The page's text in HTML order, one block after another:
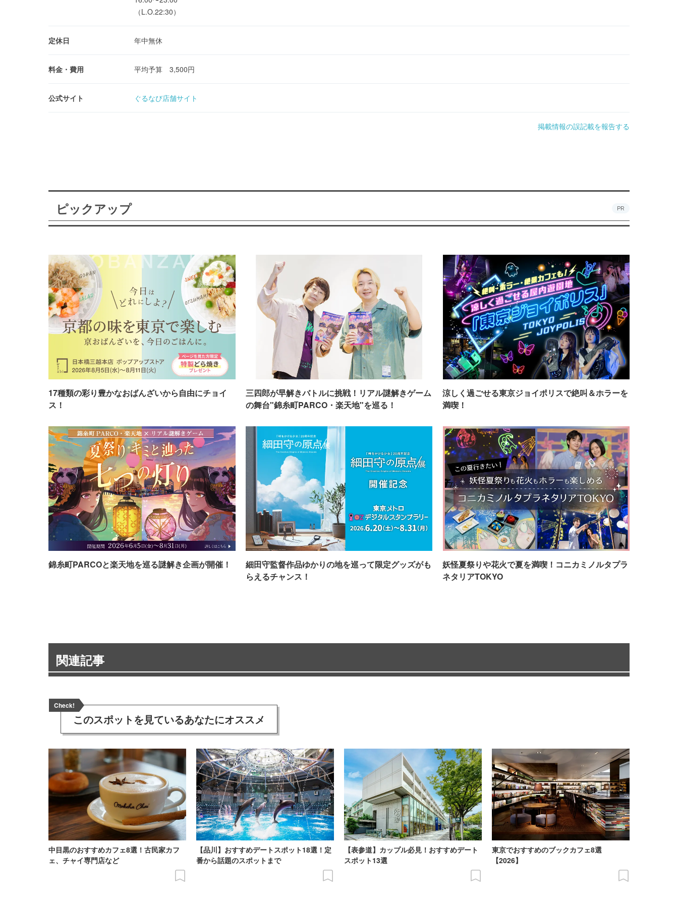
（L.O.22:30）
定休日 年中無休
料金・費用 平均予算 3,500円
公式サイト ぐるなび店舗サイト
掲載情報の誤記載を報告する
ピックアップ PR
17種類の彩り豊かなおばんざいから自由にチョイ
ス！
三四郎が早解きバトルに挑戦！リアル謎解きゲーム
の舞台"錦糸町PARCO・楽天地"を巡る！
涼しく過ごせる東京ジョイポリスで絶叫＆ホラーを
満喫！
錦糸町PARCOと楽天地を巡る謎解き企画が開催！
細田守監督作品ゆかりの地を巡って限定グッズがも
らえるチャンス！
妖怪夏祭りや花火で夏を満喫！コニカミノルタプラ
ネタリアTOKYO
関連記事
Check!
このスポットを見ているあなたにオススメ
中目黒のおすすめカフェ8選！古民家カフ
ェ、チャイ専門店など
【品川】おすすめデートスポット18選！定
番から話題のスポットまで
【表参道】カップル必見！おすすめデート
スポット13選
東京でおすすめのブックカフェ8選
【2026】